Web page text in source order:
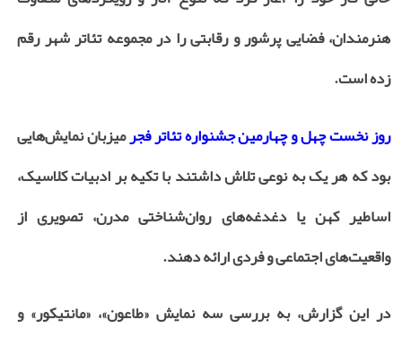
هنرمندان، فضایی پرشور و رقابتی را در مجموعه تئاتر شهر رقم
زده است.
روز نخست چهل و چهارمین جشنواره تئاتر فجرمیزبان نمایش‌هایی
بود که هر یک به نوعی تلاش داشتند با تکیه بر ادبیات کلاسیک،
اساطیر کهن یا دغدغه‌های روان‌شناختی مدرن، تصویری از
واقعیت‌های اجتماعی و فردی ارائه دهند.
در این گزارش، به بررسی سه نمایش «طاعون»، «مانتیکور» و